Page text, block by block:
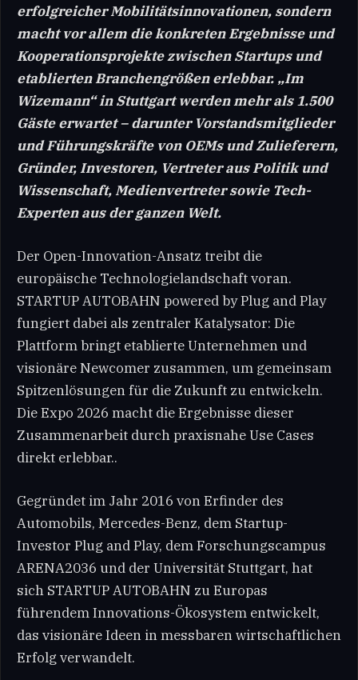
erfolgreicher Mobilitätsinnovationen, sondern
macht vor allem die konkreten Ergebnisse und
Kooperationsprojekte zwischen Startups und
etablierten Branchengrößen erlebbar. „Im
Wizemann“ in Stuttgart werden mehr als 1.500
Gäste erwartet – darunter Vorstandsmitglieder
und Führungskräfte von OEMs und Zulieferern,
Gründer, Investoren, Vertreter aus Politik und
Wissenschaft, Medienvertreter sowie Tech-
Experten aus der ganzen Welt.
Der Open-Innovation-Ansatz treibt die
europäische Technologielandschaft voran.
STARTUP AUTOBAHN powered by Plug and Play
fungiert dabei als zentraler Katalysator: Die
Plattform bringt etablierte Unternehmen und
visionäre Newcomer zusammen, um gemeinsam
Spitzenlösungen für die Zukunft zu entwickeln.
Die Expo 2026 macht die Ergebnisse dieser
Zusammenarbeit durch praxisnahe Use Cases
direkt erlebbar..
Gegründet im Jahr 2016 von Erfinder des
Automobils, Mercedes-Benz, dem Startup-
Investor Plug and Play, dem Forschungscampus
ARENA2036 und der Universität Stuttgart, hat
sich STARTUP AUTOBAHN zu Europas
führendem Innovations-Ökosystem entwickelt,
das visionäre Ideen in messbaren wirtschaftlichen
Erfolg verwandelt.